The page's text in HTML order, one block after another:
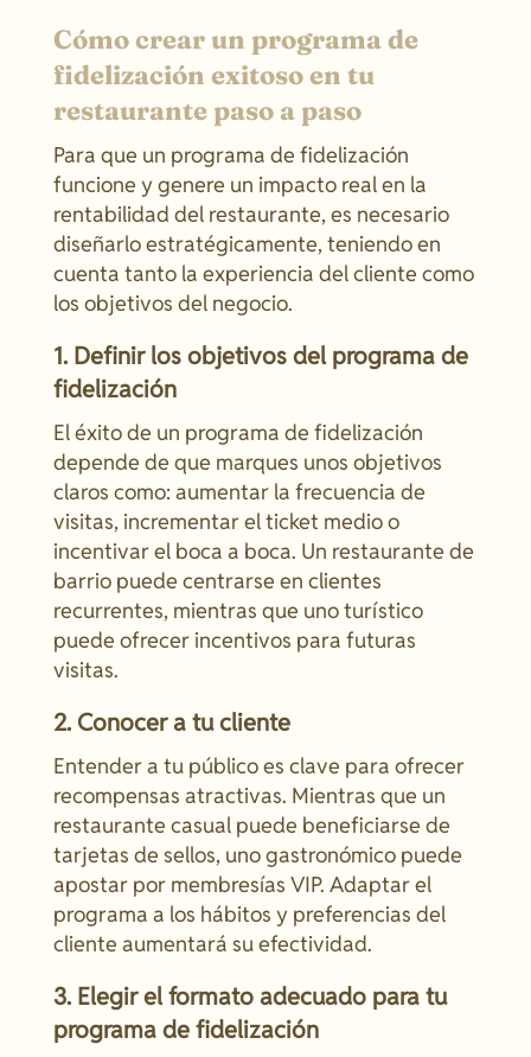
Cómo crear un programa de
fidelización exitoso en tu
restaurante paso a paso
Para que un programa de fidelización
funcione y genere un impacto real en la
rentabilidad del restaurante, es necesario
diseñarlo estratégicamente, teniendo en
cuenta tanto la experiencia del cliente como
los objetivos del negocio.
1. Definir los objetivos del programa de
fidelización
El éxito de un programa de fidelización
depende de que marques unos objetivos
claros como: aumentar la frecuencia de
visitas, incrementar el ticket medio o
incentivar el boca a boca. Un restaurante de
barrio puede centrarse en clientes
recurrentes, mientras que uno turístico
puede ofrecer incentivos para futuras
visitas.
2. Conocer a tu cliente
Entender a tu público es clave para ofrecer
recompensas atractivas. Mientras que un
restaurante casual puede beneficiarse de
tarjetas de sellos, uno gastronómico puede
apostar por membresías VIP. Adaptar el
programa a los hábitos y preferencias del
cliente aumentará su efectividad.
3. Elegir el formato adecuado para tu
programa de fidelización